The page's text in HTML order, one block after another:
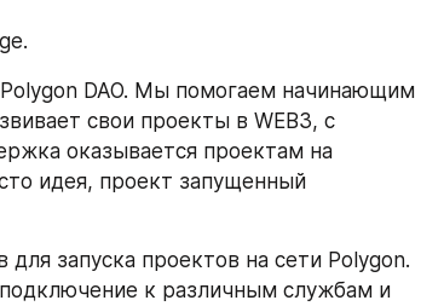
Polygon DAO. Мы помогаем начинающим
свои проекты в WEB3, с
оказывается проектам на
идея, проект запущенный
запуска проектов на сети Polygon.
к различным службам и